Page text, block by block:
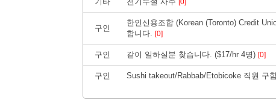
[0]
구인
한인신용조합 (Korean (Toronto) Credit
합니다. [0]
구인 같이 일하실분 찾습니다. ($17/hr 4명) [0]
구인 Sushi takeout/Rabbab/Etobicoke 직원 구